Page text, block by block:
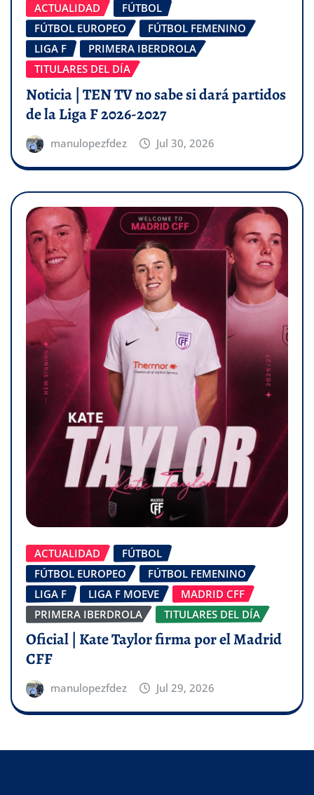
ACTUALIDAD
FÚTBOL
FÚTBOL EUROPEO
FÚTBOL FEMENINO
LIGA F
PRIMERA IBERDROLA
TITULARES DEL DÍA
Noticia | TEN TV no sabe si dará partidos
de la Liga F 2026-2027
manulopezfdez Jul 30, 2026
ACTUALIDAD
FÚTBOL
FÚTBOL EUROPEO
FÚTBOL FEMENINO
LIGA F
LIGA F MOEVE
MADRID CFF
PRIMERA IBERDROLA
TITULARES DEL DÍA
Oficial | Kate Taylor firma por el Madrid
CFF
manulopezfdez Jul 29, 2026